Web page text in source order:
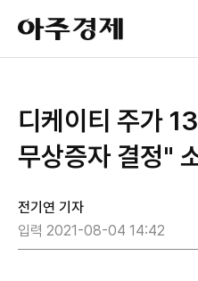
아
주
경
디케이티 주가
무상증자 결정"
전기연 기자
입력 2021-08-04 14:42